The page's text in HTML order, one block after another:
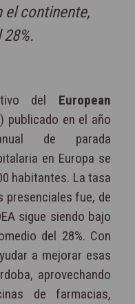
el continente,
del European
publicado en el año
de parada
en Europa se
habitantes. La tasa
presenciales fue, de
sigue siendo bajo
del 28%. Con
a mejorar esas
aprovechando
de farmacias,